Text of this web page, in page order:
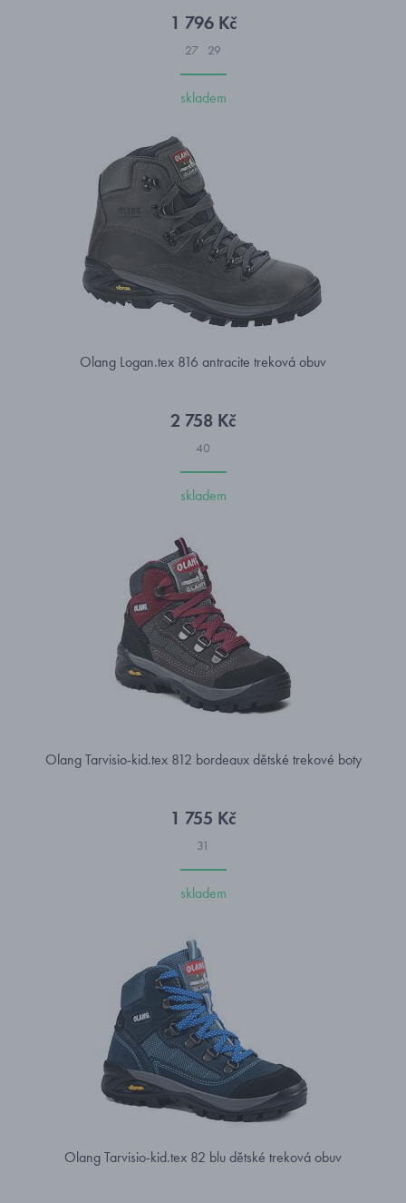
1 796 Kč
27 29
skladem
Olang Logan.tex 816 antracite treková obuv
2 758 Kč
40
skladem
Olang Tarvisio-kid.tex 812 bordeaux dětské trekové boty
1 755 Kč
31
skladem
Olang Tarvisio-kid.tex 82 blu dětské treková obuv